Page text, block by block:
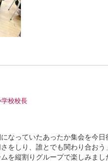
校校長
なっていたあったか集会を今
をしり、誰とでも関わり合お
を縦割りグループで楽しみまし